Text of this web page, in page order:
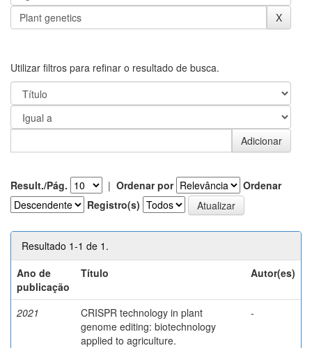
Utilizar filtros para refinar o resultado de busca.
Result./Pág. | Ordenar por
Ordenar
Registro(s)
Resultado 1-1 de 1.
Ano de
publicação
Título Autor(es)
2021
CRISPR technology in plant
genome editing: biotechnology
applied to agriculture.
-